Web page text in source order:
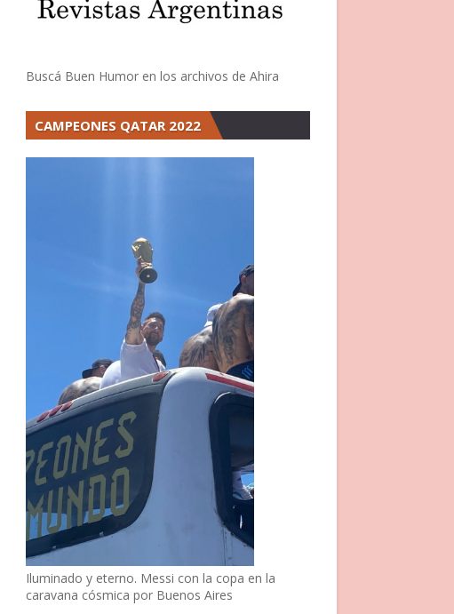
Buscá Buen Humor en los archivos de Ahira
CAMPEONES QATAR 2022
Iluminado y eterno. Messi con la copa en la
caravana cósmica por Buenos Aires